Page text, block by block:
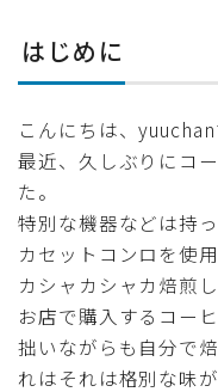
はじめに
こんにちは、yuuchan
最近、久しぶりにコ
た。
特別な機器などは持
カセットコンロを使
カシャカシャカ焙煎し
お店で購入するコー
拙いながらも自分で
れはそれは格別な味